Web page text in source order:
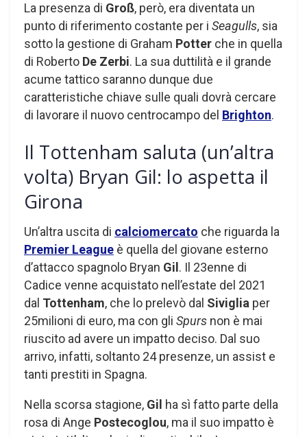
La presenza di Groß, però, era diventata un
punto di riferimento costante per i Seagulls, sia
sotto la gestione di Graham Potter che in quella
di Roberto De Zerbi. La sua duttilità e il grande
acume tattico saranno dunque due
caratteristiche chiave sulle quali dovrà cercare
di lavorare il nuovo centrocampo del Brighton.
Il Tottenham saluta (un’altra
volta) Bryan Gil: lo aspetta il
Girona
Un’altra uscita di calciomercato che riguarda la
Premier League è quella del giovane esterno
d’attacco spagnolo Bryan Gil . Il 23enne di
Cadice venne acquistato nell’estate del 2021
dal Tottenham, che lo prelevò dal Siviglia per
25milioni di euro, ma con gli Spurs non è mai
riuscito ad avere un impatto deciso. Dal suo
arrivo, infatti, soltanto 24 presenze, un assist e
tanti prestiti in Spagna.
Nella scorsa stagione, Gil ha sì fatto parte della
rosa di Ange Postecoglou, ma il suo impatto è